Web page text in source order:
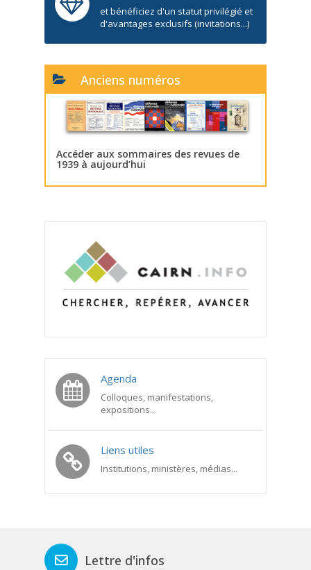
et bénéficiez d'un statut privilégié et
d'avantages exclusifs (invitations...)
Anciens numéros
Accéder aux sommaires des revues de
1939 à aujourd’hui
Agenda
Colloques, manifestations,
expositions...
Liens utiles
Institutions, ministères, médias...
Lettre d'infos